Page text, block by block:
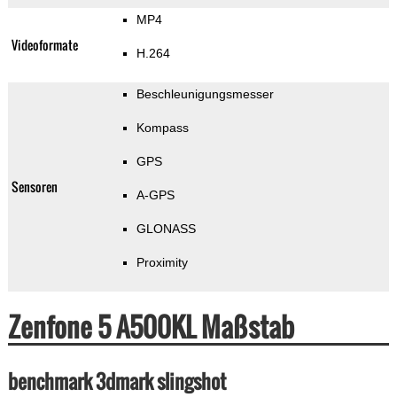
Videoformate
MP4
H.264
Sensoren
Beschleunigungsmesser
Kompass
GPS
A-GPS
GLONASS
Proximity
Zenfone 5 A500KL Maßstab
benchmark 3dmark slingshot